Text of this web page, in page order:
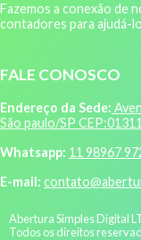
Fazemos a conexão de
contadores para ajudá-
FALE CONOSCO
Endereço da Sede:
São paulo/SP
Whatsapp: 11 98967
E-mail:
Abertura Simples Digital
Todos os direitos